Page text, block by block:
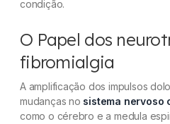
condição.
O Papel dos
fibromialgia
A amplificação dos impulsos
mudanças no sistema nervoso
como o cérebro e a medula